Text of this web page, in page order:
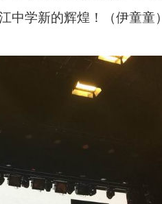
中学新的辉煌！（伊童童）